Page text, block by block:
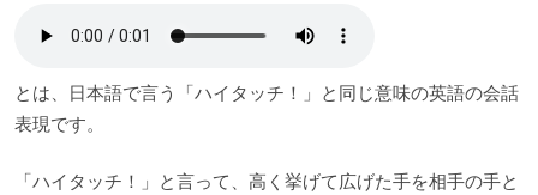
とは、日本語で言う「ハイタッチ！」と同じ意味の英語の会話
表現です。
「ハイタッチ！」と言って、高く挙げて広げた手を相手の手と